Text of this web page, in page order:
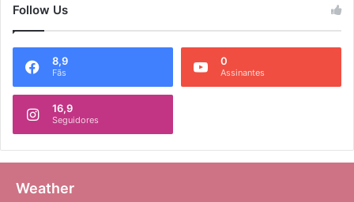
Follow Us
8,9
Fãs
0
Assinantes
16,9
Seguidores
Weather